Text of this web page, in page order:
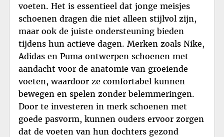
voeten. Het is essentieel dat jonge meisjes
schoenen dragen die niet alleen stijlvol zijn,
maar ook de juiste ondersteuning bieden
tijdens hun actieve dagen. Merken zoals Nike,
Adidas en Puma ontwerpen schoenen met
aandacht voor de anatomie van groeiende
voeten, waardoor ze comfortabel kunnen
bewegen en spelen zonder belemmeringen.
Door te investeren in merk schoenen met
goede pasvorm, kunnen ouders ervoor zorgen
dat de voeten van hun dochters gezond